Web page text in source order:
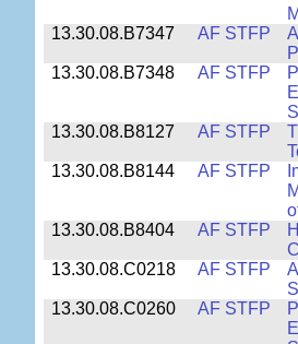
13.30.08.B7347
AF STFP
13.30.08.B7348
AF STFP
13.30.08.B8127
AF STFP
13.30.08.B8144
AF STFP
13.30.08.B8404
AF STFP
13.30.08.C0218
AF STFP
13.30.08.C0260
AF STFP